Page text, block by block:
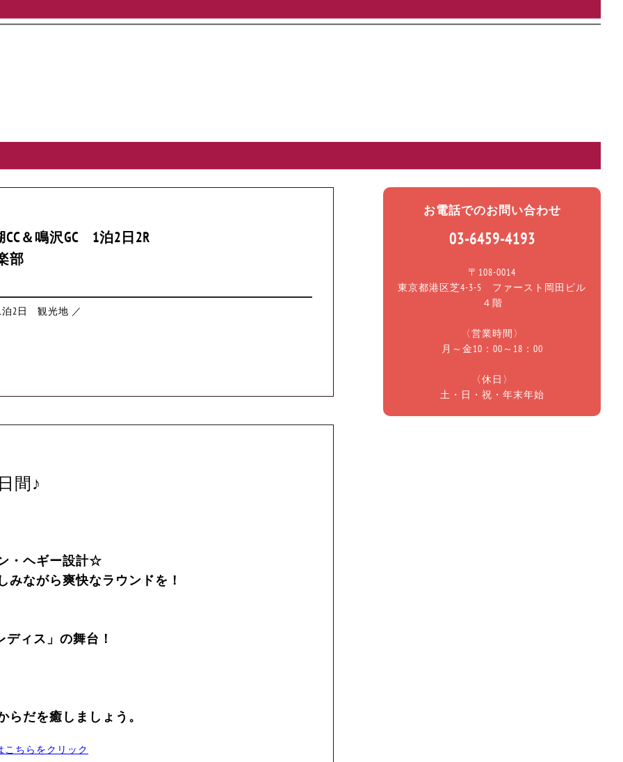
＆鳴沢GC 1泊2日2R
部
2日 観光地 ／
間♪
・ヘギー設計☆
ながら爽快なラウンドを！
ディス」の舞台！
だを癒しましょう。
こちらをクリック
お電話でのお問い合わせ
03-6459-4193
〒108-0014
東京都港区芝4-3-5 ファースト岡田ビル
４階
〈営業時間〉
月～金10：00～18：00
〈休日〉
土・日・祝・年末年始